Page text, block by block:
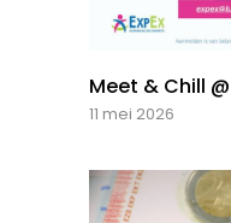
Meet & Chill
11 mei 2026